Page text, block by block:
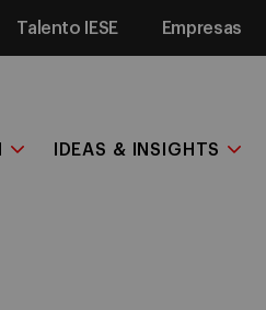
Talento IESE Empresas
IDEAS & INSIGHTS